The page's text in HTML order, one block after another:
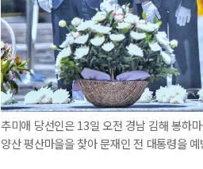
추미애 당선인은 13일 오전 경남 김해 봉하
양산 평산마을을 찾아 문재인 전 대통령을